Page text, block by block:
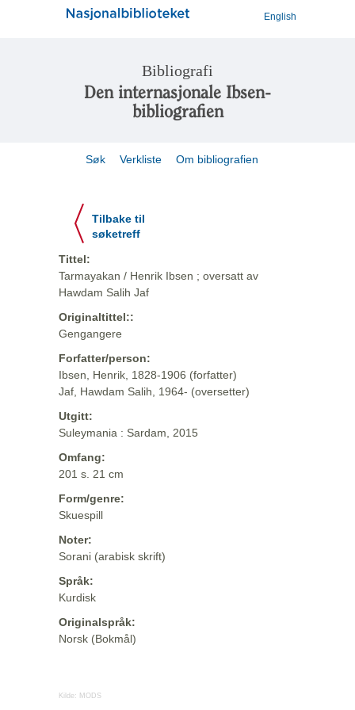
English
Bibliografi
Den internasjonale Ibsen-
bibliografien
Søk Verkliste Om bibliografien
Tilbake til
søketreff
Tittel:
Tarmayakan / Henrik Ibsen ; oversatt av
Hawdam Salih Jaf
Originaltittel::
Gengangere
Forfatter/person:
Ibsen, Henrik, 1828-1906 (forfatter)
Jaf, Hawdam Salih, 1964- (oversetter)
Utgitt:
Suleymania : Sardam, 2015
Omfang:
201 s. 21 cm
Form/genre:
Skuespill
Noter:
Sorani (arabisk skrift)
Språk:
Kurdisk
Originalspråk:
Norsk (Bokmål)
Kilde: MODS